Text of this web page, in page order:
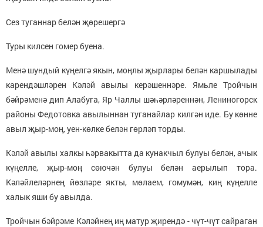
Сез туганнар белән җөрешергә
Туры килсен гомер буена.
Менә шундый күңелгә якын, моңлы җырлары белән каршылады
карендәшләрен Кәләй авылы керәшеннәре. Ямьле Тройчын
бәйрәменә дип Алабуга, Яр Чаллы шәһәрләреннән, Лениногорск
районы Федотовка авылыннан туганайлар килгән иде. Бу көнне
авыл җыр-моң, уен-көлке белән гөрләп торды.
Кәләй авылы халкы һәрвакытта да кунакчыл булуы белән, ачык
күңелле, җыр-моң сөючән булуы белән аерылып тора.
Кәләйлеләрнең йөзләре якты, мөлаем, гомумән, киң күңелле
халык яши бу авылда.
Тройчын бәйрәме Кәләйнең иң матур җирендә - чүт-чүт сайраган